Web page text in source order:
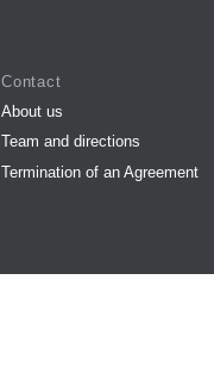
Contact
About us
Team and directions
Termination of an Agreement